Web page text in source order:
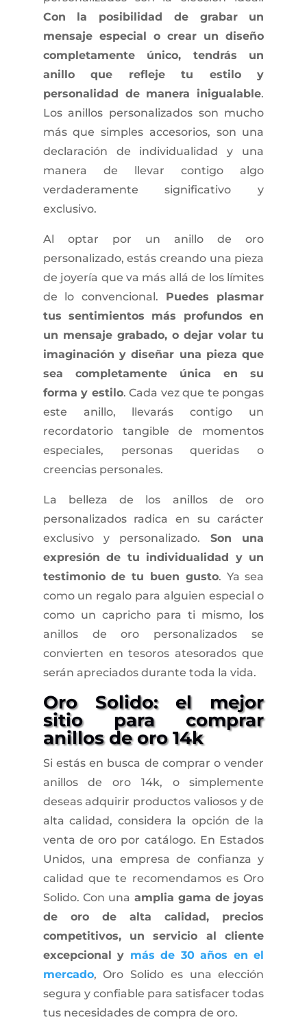
Con la posibilidad de grabar un
mensaje especial o crear un diseño
completamente único, tendrás un
anillo que refleje tu estilo y
personalidad de manera inigualable.
Los anillos personalizados son mucho
más que simples accesorios, son una
declaración de individualidad y una
manera de llevar contigo algo
verdaderamente significativo y
exclusivo.
Al optar por un anillo de oro
personalizado, estás creando una pieza
de joyería que va más allá de los límites
de lo convencional. Puedes plasmar
tus sentimientos más profundos en
un mensaje grabado, o dejar volar tu
imaginación y diseñar una pieza que
sea completamente única en su
forma y estilo. Cada vez que te pongas
este anillo, llevarás contigo un
recordatorio tangible de momentos
especiales, personas queridas o
creencias personales.
La belleza de los anillos de oro
personalizados radica en su carácter
exclusivo y personalizado. Son una
expresión de tu individualidad y un
testimonio de tu buen gusto. Ya sea
como un regalo para alguien especial o
como un capricho para ti mismo, los
anillos de oro personalizados se
convierten en tesoros atesorados que
serán apreciados durante toda la vida.
Oro Solido: el mejor
sitio para comprar
anillos de oro 14k
Si estás en busca de comprar o vender
anillos de oro 14k, o simplemente
deseas adquirir productos valiosos y de
alta calidad, considera la opción de la
venta de oro por catálogo. En Estados
Unidos, una empresa de confianza y
calidad que te recomendamos es Oro
Solido. Con una amplia gama de joyas
de oro de alta calidad, precios
competitivos, un servicio al cliente
excepcional y más de 30 años en el
mercado, Oro Solido es una elección
segura y confiable para satisfacer todas
tus necesidades de compra de oro.